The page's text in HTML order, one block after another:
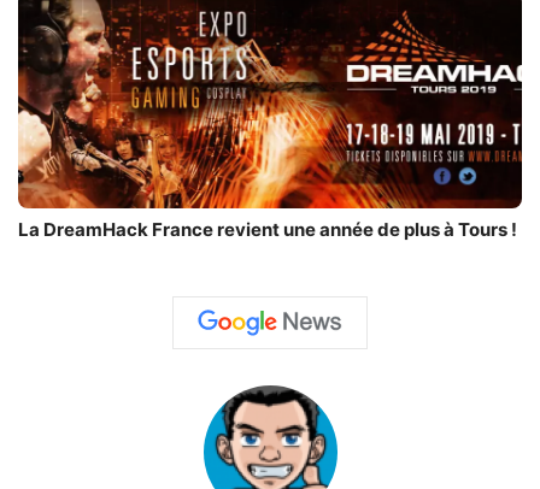
La DreamHack France revient une année de plus à Tours !